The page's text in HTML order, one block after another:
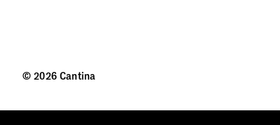
© 2026 Cantina